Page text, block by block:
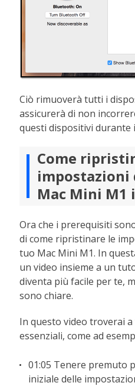
Ciò rimuoverà tutti i
assicurerà di non
questi dispositivi durante
Come
impostazioni
Mac Mini M1
Ora che i prerequisiti
di come ripristinare le
tuo Mac Mini M1. In
un video insieme a un
diventa più facile per te,
sono chiare.
In questo video troverai
essenziali, come ad
01:05 Tenere premuto
iniziale delle